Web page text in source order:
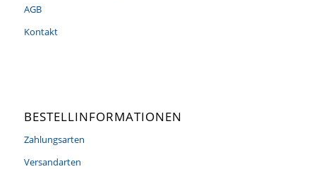
AGB
Kontakt
BESTELLINFORMATIONEN
Zahlungsarten
Versandarten